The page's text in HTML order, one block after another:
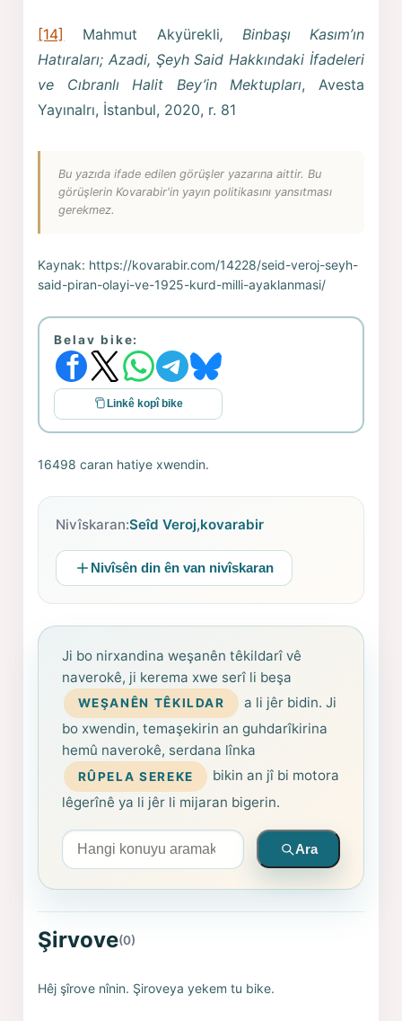
[14] Mahmut Akyürekli, Binbaşı Kasım’ın
Hatıraları; Azadi, Şeyh Said Hakkındaki İfadeleri
ve Cıbranlı Halit Bey’in Mektupları, Avesta
Yayınalrı, İstanbul, 2020, r. 81
Bu yazıda ifade edilen görüşler yazarına aittir. Bu
görüşlerin Kovarabir'in yayın politikasını yansıtması
gerekmez.
Kaynak: https://kovarabir.com/14228/seid-veroj-seyh-
said-piran-olayi-ve-1925-kurd-milli-ayaklanmasi/
Belav bike:
Linkê kopî bike
16498 caran hatiye xwendin.
Nivîskaran:Seîd Veroj,kovarabir
Nivîsên din ên van nivîskaran
Ji bo nirxandina weşanên têkildarî vê
naverokê, ji kerema xwe serî li beşa
WEŞANÊN TÊKILDAR
a li jêr bidin. Ji
bo xwendin, temaşekirin an guhdarîkirina
hemû naverokê, serdana lînka
RÛPELA SEREKE
bikin an jî bi motora
lêgerînê ya li jêr li mijaran bigerin.
Arama yapın
Ara
Şirvove(0)
Hêj şîrove nînin. Şiroveya yekem tu bike.